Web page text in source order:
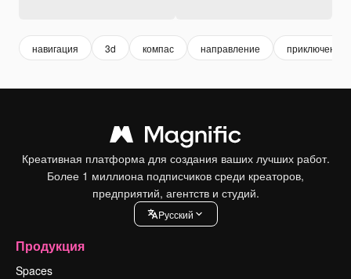
навигация 3d компас направление приключение
Креативная платформа для создания ваших лучших работ.
Более 1 миллиона подписчиков среди креаторов,
предприятий, агентств и студий.
Pусский
Продукция
Spaces